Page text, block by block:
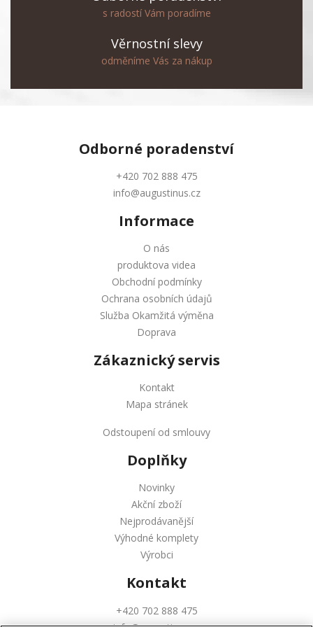
s radostí Vám poradíme
Věrnostní slevy
odměníme Vás za nákup
Odborné poradenství
+420 702 888 475
info@augustinus.cz
Informace
O nás
produktova videa
Obchodní podmínky
Ochrana osobních údajů
Služba Okamžitá výměna
Doprava
Zákaznický servis
Kontakt
Mapa stránek
Odstoupení od smlouvy
Doplňky
Novinky
Akční zboží
Nejprodávanější
Výhodné komplety
Výrobci
Kontakt
+420 702 888 475